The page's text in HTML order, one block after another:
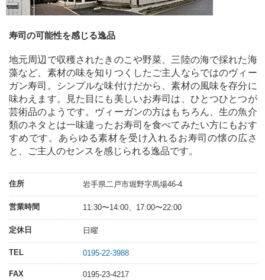
寿司の可能性を感じる逸品
地元周辺で収穫されたきのこや野菜、三陸の海で採れた海
藻など、素材の味を知りつくしたご主人ならではのヴィー
ガン寿司。シンプルな味付けだから、素材の風味を存分に
味わえます。見た目にも美しいお寿司は、ひとつひとつが
芸術品のようです。ヴィーガンの方はもちろん、生の魚介
類のネタとは一味違ったお寿司を食べてみたい方にもおす
すめです。あらゆる素材を受け入れるお寿司の懐の広さ
と、ご主人のセンスを感じられる逸品です。
住所 岩手県二戸市堀野字馬場46-4
営業時間 11:30〜14:00、17:00〜22:00
定休日 日曜
TEL 0195-22-3988
FAX 0195-23-4217